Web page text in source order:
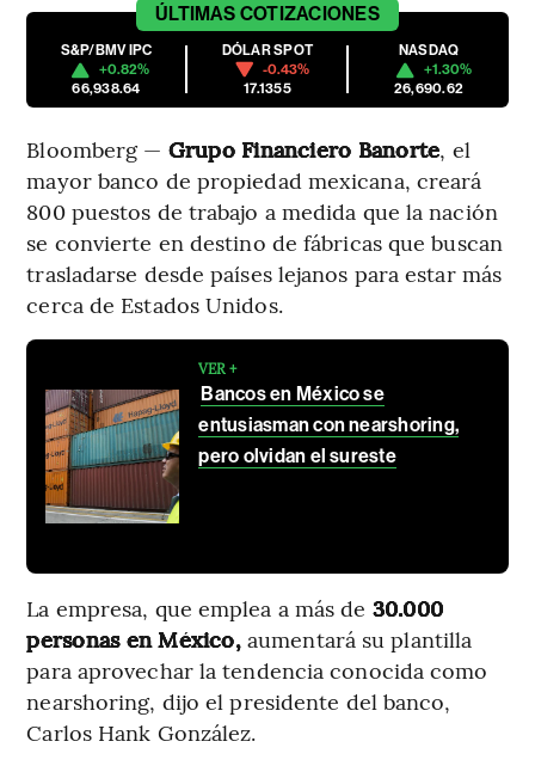
ÚLTIMAS COTIZACIONES
S&P/BMV IPC
+0.82%
66,938.64
DÓLAR SPOT
-0.43%
17.1355
NASDAQ
+1.30%
26,690.62
Bloomberg — Grupo Financiero Banorte, el
mayor banco de propiedad mexicana, creará
800 puestos de trabajo a medida que la nación
se convierte en destino de fábricas que buscan
trasladarse desde países lejanos para estar más
cerca de Estados Unidos.
VER +
Bancos en México se
entusiasman con nearshoring,
pero olvidan el sureste
La empresa, que emplea a más de 30.000
personas en México,aumentará su plantilla
para aprovechar la tendencia conocida como
nearshoring, dijo el presidente del banco,
Carlos Hank González.